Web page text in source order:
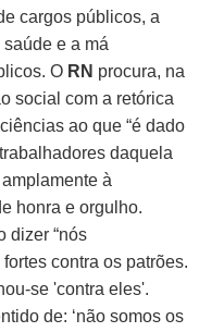
cargos públicos, a
e a má
O RN procura, na
social com a retórica
ao que “é dado
daquela
à
honra e orgulho.
dizer “nós
contra os patrões.
se 'contra eles'.
de: ‘não somos os